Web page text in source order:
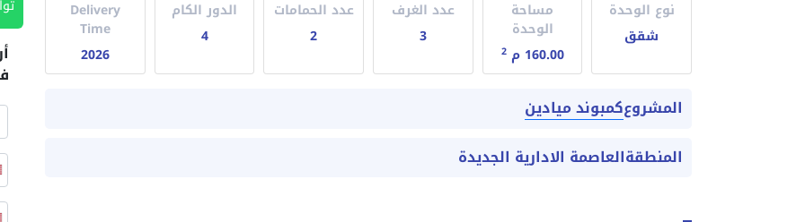
نوع الوحدة
شقق
مساحة
الوحدة
160.00 م
2
عدد الغرف
3
عدد الحمامات
2
الدور الكام
4
Delivery
Time
2026
المشروعكمبوند ميادين
المنطقةالعاصمة الادارية الجديدة